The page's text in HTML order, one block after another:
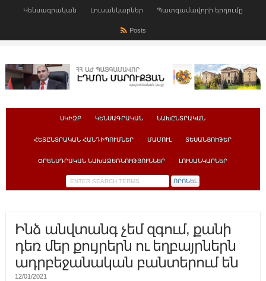
Կենսագրական Լուսանկարներ Պատգամավորի երդումը
Posts
ՍԿԻԶԲ ԿԵՆՍԱԳՐԱԿԱՆ ՆԱԽԸՆՏՐԱԿԱՆ
ՀԵՏԸՆՏՐԱԿԱՆ ՀԱՆԴԻՊՈՒՄՆԵՐ ՄԱՄՈՒԼ ՏԵՍԱՆՅՈՒԹԵՐ
ՕՐԵՆՍԴՐԱԿԱՆ ՆԱԽԱՁԵՌՆՈՒԹՅՈՒՆՆԵՐ ԼՈՒՍԱՆԿԱՐՆԵՐ
Ինձ անվտանգ չեմ զգում, քանի
դեռ մեր քույրերն ու եղբայրներն
ադրբեջանական բանտերում են
12/01/2021